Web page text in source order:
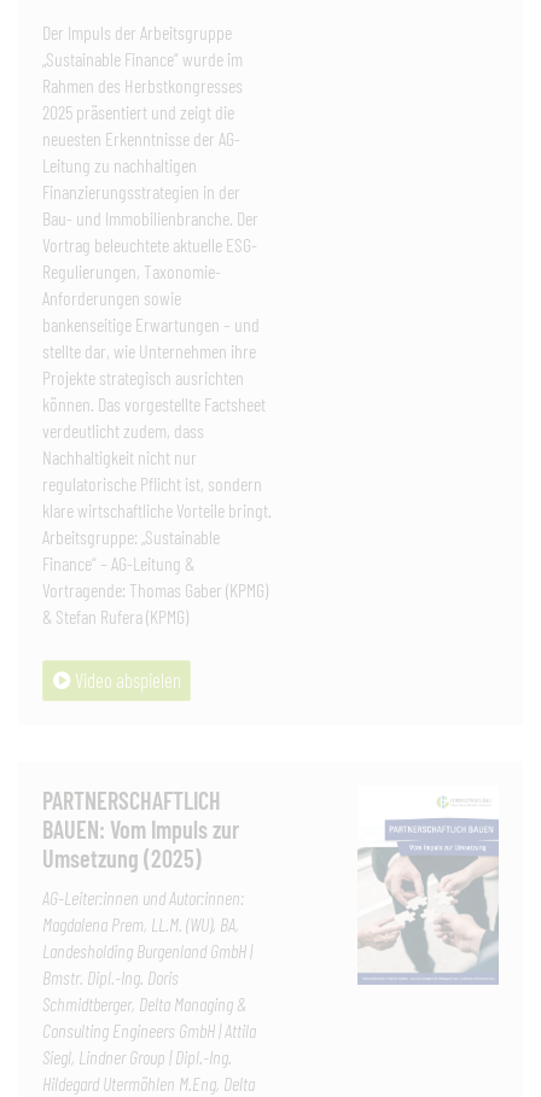
Der Impuls der Arbeitsgruppe
„Sustainable Finance“ wurde im
Rahmen des Herbstkongresses
2025 präsentiert und zeigt die
neuesten Erkenntnisse der AG-
Leitung zu nachhaltigen
Finanzierungsstrategien in der
Bau- und Immobilienbranche. Der
Vortrag beleuchtete aktuelle ESG-
Regulierungen, Taxonomie-
Anforderungen sowie
bankenseitige Erwartungen – und
stellte dar, wie Unternehmen ihre
Projekte strategisch ausrichten
können. Das vorgestellte Factsheet
verdeutlicht zudem, dass
Nachhaltigkeit nicht nur
regulatorische Pflicht ist, sondern
klare wirtschaftliche Vorteile bringt.
Arbeitsgruppe: „Sustainable
Finance“ – AG-Leitung &
Vortragende: Thomas Gaber (KPMG)
& Stefan Rufera (KPMG)
Video abspielen
PARTNERSCHAFTLICH
BAUEN: Vom Impuls zur
Umsetzung (2025)
AG-Leiter:innen und Autor:innen:
Magdalena Prem, LL.M. (WU), BA,
Landesholding Burgenland GmbH |
Bmstr. Dipl.-Ing. Doris
Schmidtberger, Delta Managing &
Consulting Engineers GmbH | Attila
Siegl, Lindner Group | Dipl.-Ing.
Hildegard Utermöhlen M.Eng, Delta